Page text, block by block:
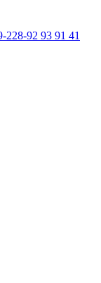
228-92 93 91 41